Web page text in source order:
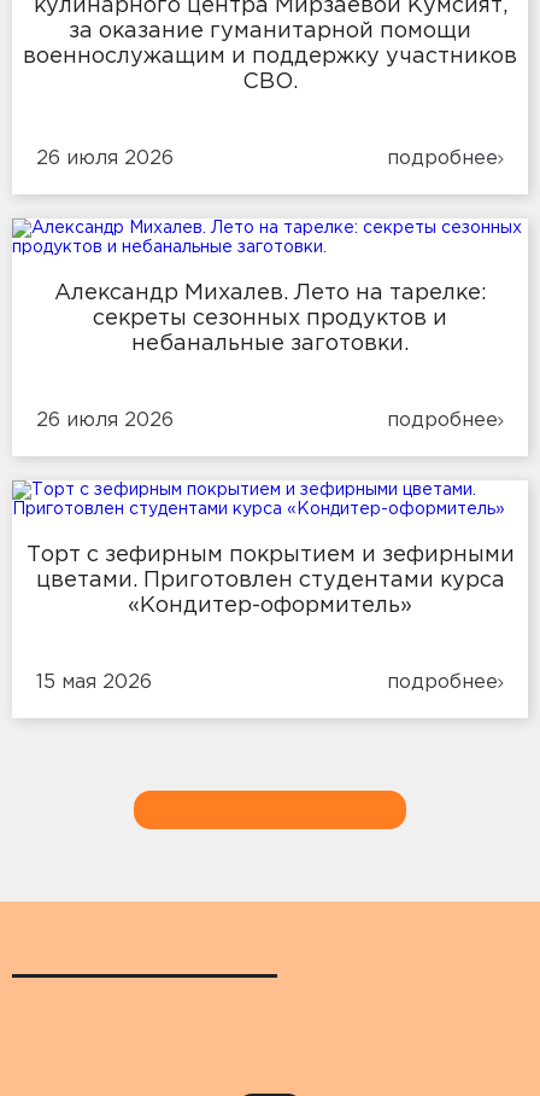
кулинарного центра Мирзаевой Кумсият,
за оказание гуманитарной помощи
военнослужащим и поддержку участников
СВО.
26 июля 2026 подробнее
Александр Михалев. Лето на тарелке:
секреты сезонных продуктов и
небанальные заготовки.
26 июля 2026 подробнее
Торт с зефирным покрытием и зефирными
цветами. Приготовлен студентами курса
«Кондитер-оформитель»
15 мая 2026 подробнее